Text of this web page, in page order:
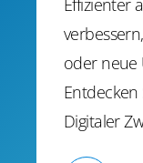
Effizienter
oder neue
Entdecken
Digitaler